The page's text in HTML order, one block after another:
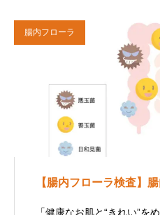
腸内フローラ
【腸内フローラ検査】
「健康なお肌と“きれい”を